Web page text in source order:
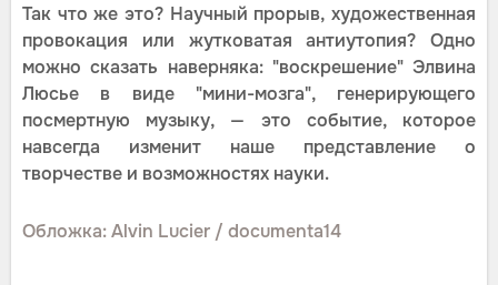
Так что же это? Научный прорыв, художественная
провокация или жутковатая антиутопия? Одно
можно сказать наверняка: "воскрешение" Элвина
Люсье в виде "мини-мозга", генерирующего
посмертную музыку, — это событие, которое
навсегда изменит наше представление о
творчестве и возможностях науки.
Обложка: Alvin Lucier / documenta14